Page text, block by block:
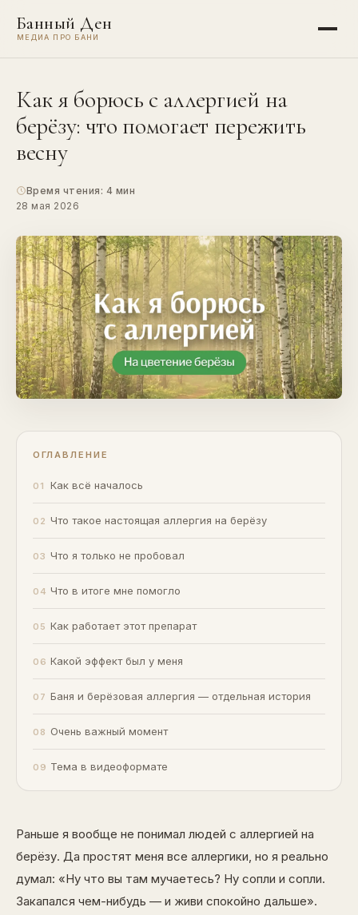
Банный Ден
МЕДИА ПРО БАНИ
Как я борюсь с аллергией на
берёзу: что помогает пережить
весну
Время чтения: 4 мин
28 мая 2026
ОГЛАВЛЕНИЕ
Как всё началось
Что такое настоящая аллергия на берёзу
Что я только не пробовал
Что в итоге мне помогло
Как работает этот препарат
Какой эффект был у меня
Баня и берёзовая аллергия — отдельная история
Очень важный момент
Тема в видеоформате
Раньше я вообще не понимал людей с аллергией на
берёзу. Да простят меня все аллергики, но я реально
думал: «Ну что вы там мучаетесь? Ну сопли и сопли.
Закапался чем-нибудь — и живи спокойно дальше».